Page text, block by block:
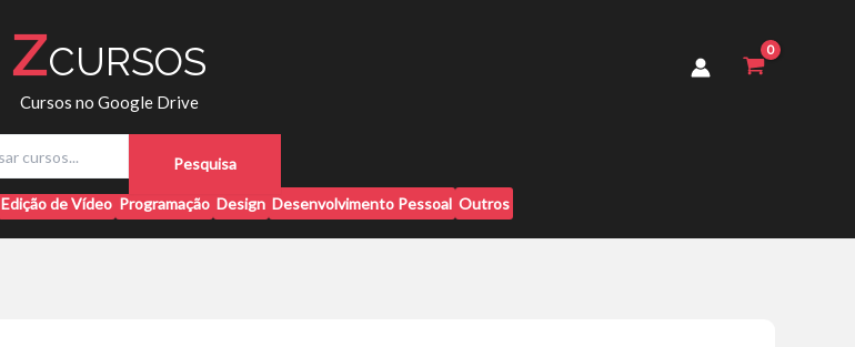
ZCURSOS
Cursos no Google Drive
q
Pesquisa
Edição de Vídeo Programação Design Desenvolvimento Pessoal Outros